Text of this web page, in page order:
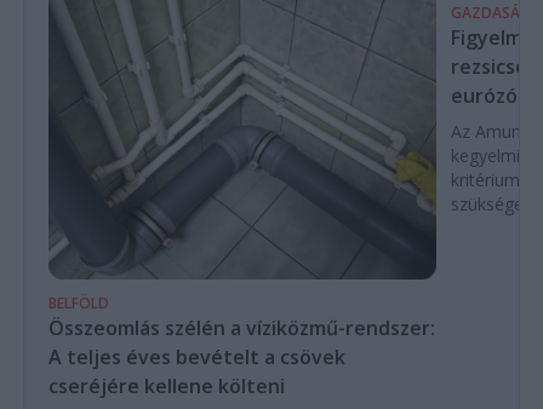
BELFÖLD
Összeomlás szélén a víziközmű-rendszer:
A teljes éves bevételt a csövek
cseréjére kellene költeni
GAZDASÁG
Az Amundi
kegyelmi